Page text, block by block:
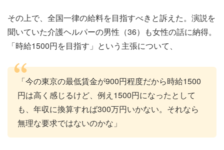
その上で、全国一律の給料を目指すべきと訴えた。演説を
聞いていた介護ヘルパーの男性（36）も女性の話に納得。
「時給1500円を目指す」という主張について、
「今の東京の最低賃金が900円程度だから時給1500
円は高く感じるけど、例え1500円になったとして
も、年収に換算すれば300万円いかない。それなら
無理な要求ではないのかな」